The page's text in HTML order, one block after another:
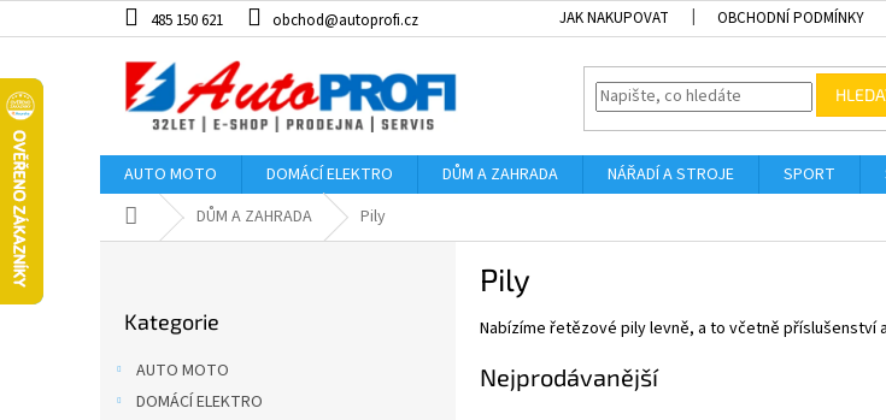
na
485 150 621 obchod@autoprofi.cz JAK NAKUPOVAT OBCHODNÍ PODMÍNKY
AUTO MOTO DOMÁCÍ ELEKTRO DŮM A ZAHRADA NÁŘADÍ A STROJE SPORT
Domů DŮM A ZAHRADA Pily
kategorie
Kategorie
AUTO MOTO
DOMÁCÍ ELEKTRO
Pily
Nabízíme řetězové pily levně, a to včetně příslušenství
Nejprodávanější